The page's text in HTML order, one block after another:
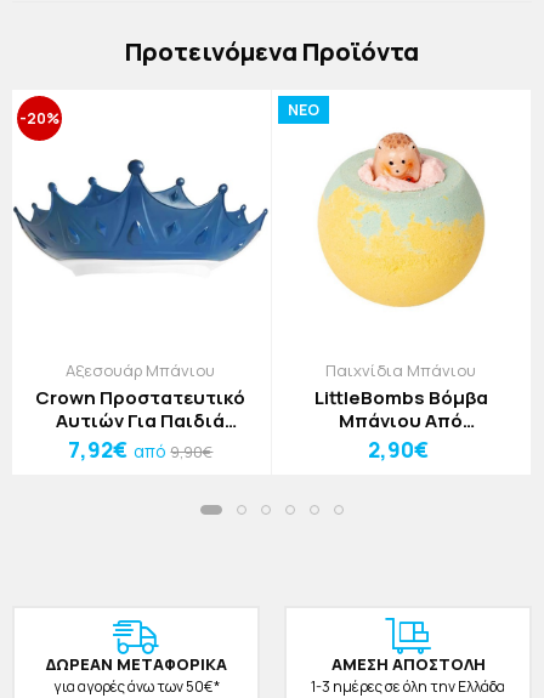
Πρoτεινόμενα Προϊόντα
-20%
Αξεσουάρ Μπάνιου
Crown Προστατευτικό
Αυτιών Για Παιδιά
Κίτρινο
7,92€ από9,90€
NEO
Παιχνίδια Μπάνιου
LittleBombs Βόμβα
Μπάνιου Από
Πολύχρωμα Άλατα Με
Έκπληξη Αρκουδάκι
2,90€
ΔΩΡΕAΝ ΜΕΤΑΦΟΡΙΚΑ
για αγορές άνω των 50€*
ΑΜΕΣΗ ΑΠΟΣΤΟΛΗ
1-3 ημέρες σε όλη την Ελλάδα